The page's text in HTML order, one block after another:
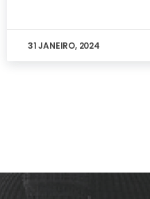
31 JANEIRO, 2024